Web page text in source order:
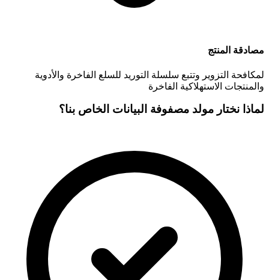
مصادقة المنتج
لمكافحة التزوير وتتبع سلسلة التوريد للسلع الفاخرة والأدوية
والمنتجات الاستهلاكية الفاخرة
لماذا نختار مولد مصفوفة البيانات الخاص بنا؟